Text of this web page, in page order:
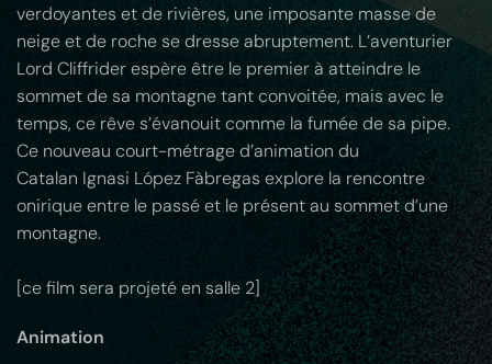
verdoyantes et de rivières, une imposante masse de
neige et de roche se dresse abruptement. L’aventurier
Lord Cliffrider espère être le premier à atteindre le
sommet de sa montagne tant convoitée, mais avec le
temps, ce rêve s’évanouit comme la fumée de sa pipe.
Ce nouveau court-métrage d’animation du
Catalan Ignasi López Fàbregas explore la rencontre
onirique entre le passé et le présent au sommet d’une
montagne.
[ce film sera projeté en salle 2]
Animation